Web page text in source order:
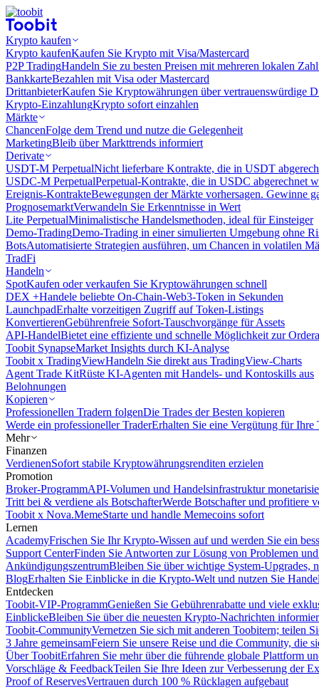
Krypto kaufen
Krypto kaufenKaufen Sie Krypto mit Visa/Mastercard
P2P TradingHandeln Sie zu besten Preisen mit mehreren lokalen
BankkarteBezahlen mit Visa oder Mastercard
DrittanbieterKaufen Sie Kryptowährungen über vertrauenswürdige
Krypto-EinzahlungKrypto sofort einzahlen
Märkte
ChancenFolge dem Trend und nutze die Gelegenheit
MarketingBleib über Markttrends informiert
Derivate
USDT-M PerpetualNicht lieferbare Kontrakte, die in USDT
USDC-M PerpetualPerpetual-Kontrakte, die in USDC abgerechnet
Ereignis-KontrakteBewegungen der Märkte vorhersagen. Gewinne
PrognosemarktVerwandeln Sie Erkenntnisse in Wert
Lite PerpetualMinimalistische Handelsmethoden, ideal für Einsteiger
Demo-TradingDemo-Trading in einer simulierten Umgebung ohne
BotsAutomatisierte Strategien ausführen, um Chancen in volatilen
TradFi
Handeln
SpotKaufen oder verkaufen Sie Kryptowährungen schnell
DEX +Handele beliebte On-Chain-Web3-Token in Sekunden
LaunchpadErhalte vorzeitigen Zugriff auf Token-Listings
KonvertierenGebührenfreie Sofort-Tauschvorgänge für Assets
API-HandelBietet eine effiziente und schnelle Möglichkeit zur
Toobit SynapseMarket Insights durch KI-Analyse
Toobit x TradingViewHandeln Sie direkt aus TradingView-Charts
Agent Trade KitRüste KI-Agenten mit Handels- und Kontoskills aus
Belohnungen
Kopieren
Professionellen Tradern folgenDie Trades der Besten kopieren
Werde ein professioneller TraderErhalten Sie eine Vergütung für Ihre
Mehr
Finanzen
VerdienenSofort stabile Kryptowährungsrenditen erzielen
Promotion
Broker-ProgrammAPI-Volumen und Handelsinfrastruktur
Tritt bei & verdiene als BotschafterWerde Botschafter und profitiere
Toobit x Nova.MemeStarte und handle Memecoins sofort
Lernen
AcademyFrischen Sie Ihr Krypto-Wissen auf und werden Sie ein
Support CenterFinden Sie Antworten zur Lösung von Problemen
AnkündigungszentrumBleiben Sie über wichtige System-Upgrades,
BlogErhalten Sie Einblicke in die Krypto-Welt und nutzen Sie
Entdecken
Toobit-VIP-ProgrammGenießen Sie Gebührenrabatte und viele
EinblickeBleiben Sie über die neuesten Krypto-Nachrichten
Toobit-CommunityVernetzen Sie sich mit anderen Toobitern; teilen
3 Jahre gemeinsamFeiern Sie unsere Reise und die Community, die
Über ToobitErfahren Sie mehr über die führende globale Plattform
Vorschläge & FeedbackTeilen Sie Ihre Ideen zur Verbesserung der
Proof of ReservesVertrauen durch 100 % Rücklagen aufgebaut